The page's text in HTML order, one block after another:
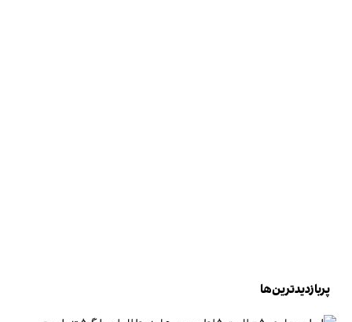
پربازدیدترین‌ها